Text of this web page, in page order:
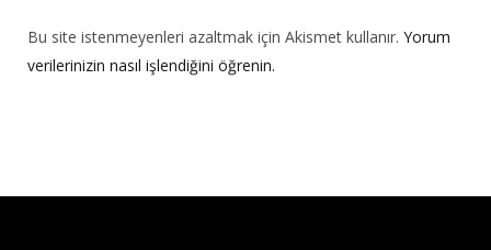
Bu site istenmeyenleri azaltmak için Akismet kullanır. Yorum
verilerinizin nasıl işlendiğini öğrenin.